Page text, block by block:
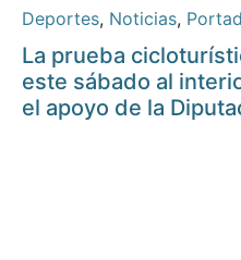
Deportes, Noticias,
La prueba
este sábado al
el apoyo de la